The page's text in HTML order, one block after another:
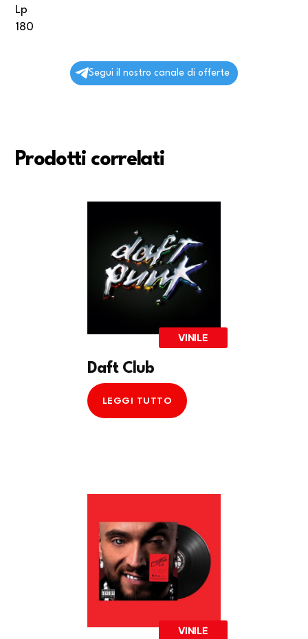
Lp
180
Segui il nostro canale di offerte
Prodotti correlati
VINILE
Daft Club
LEGGI TUTTO
VINILE